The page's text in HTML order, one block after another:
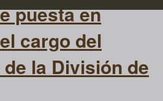
puesta en
cargo del
la División de